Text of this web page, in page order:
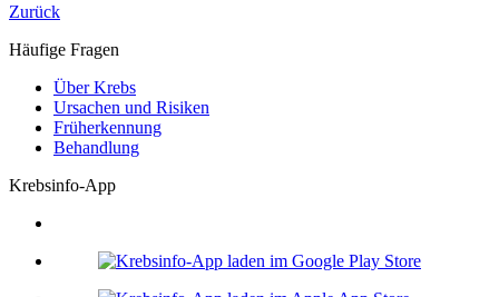
Zurück
Häufige Fragen
Über Krebs
Ursachen und Risiken
Früherkennung
Behandlung
Krebsinfo-App